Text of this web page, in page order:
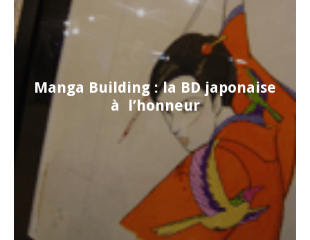
Manga Building : la BD japonaise
à l’honneur